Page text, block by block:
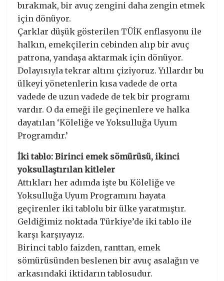
bırakmak, bir avuç zengini daha zengin etmek
için dönüyor.
Çarklar düşük gösterilen TÜİK enflasyonu ile
halkın, emekçilerin cebinden alıp bir avuç
patrona, yandaşa aktarmak için dönüyor.
Dolayısıyla tekrar altını çiziyoruz. Yıllardır bu
ülkeyi yönetenlerin kısa vadede de orta
vadede de uzun vadede de tek bir programı
vardır. O da emeği ile geçinenlere ve halka
dayatılan ‘Köleliğe ve Yoksulluğa Uyum
Programdır.’
İki tablo: Birinci emek sömürüsü, ikinci
yoksullaştırılan kitleler
Attıkları her adımda işte bu Köleliğe ve
Yoksulluğa Uyum Programını hayata
geçirenler iki tablolu bir ülke yaratmıştır.
Geldiğimiz noktada Türkiye’de iki tablo ile
karşı karşıyayız.
Birinci tablo faizden, ranttan, emek
sömürüsünden beslenen bir avuç asalağın ve
arkasındaki iktidarın tablosudur.